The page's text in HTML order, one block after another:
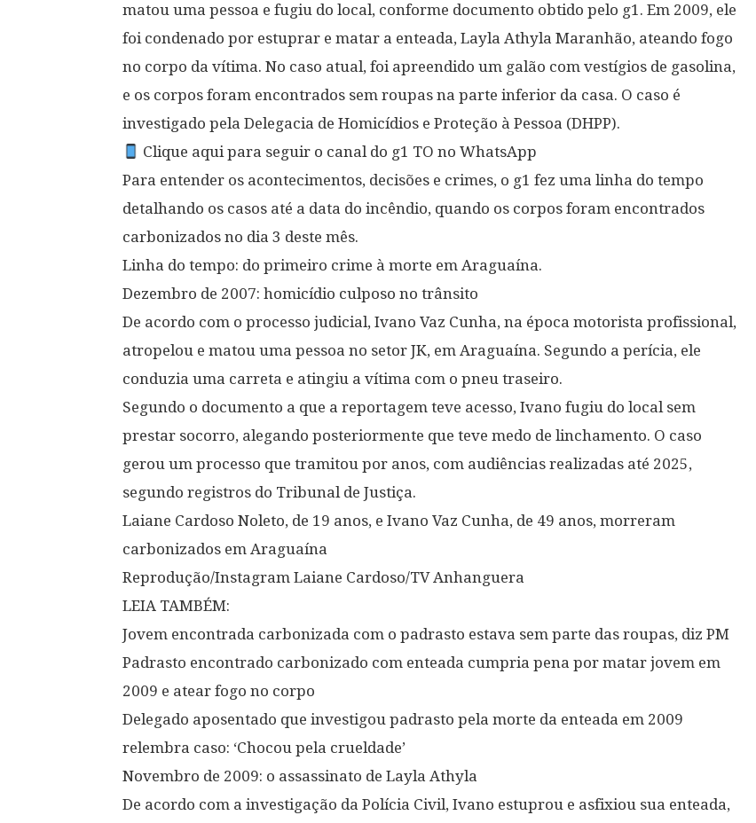
matou uma pessoa e fugiu do local, conforme documento obtido pelo g1. Em 2009, ele
foi condenado por estuprar e matar a enteada, Layla Athyla Maranhão, ateando fogo
no corpo da vítima. No caso atual, foi apreendido um galão com vestígios de gasolina,
e os corpos foram encontrados sem roupas na parte inferior da casa. O caso é
investigado pela Delegacia de Homicídios e Proteção à Pessoa (DHPP).
Clique aqui para seguir o canal do g1 TO no WhatsApp
Para entender os acontecimentos, decisões e crimes, o g1 fez uma linha do tempo
detalhando os casos até a data do incêndio, quando os corpos foram encontrados
carbonizados no dia 3 deste mês.
Linha do tempo: do primeiro crime à morte em Araguaína.
Dezembro de 2007: homicídio culposo no trânsito
De acordo com o processo judicial, Ivano Vaz Cunha, na época motorista profissional,
atropelou e matou uma pessoa no setor JK, em Araguaína. Segundo a perícia, ele
conduzia uma carreta e atingiu a vítima com o pneu traseiro.
Segundo o documento a que a reportagem teve acesso, Ivano fugiu do local sem
prestar socorro, alegando posteriormente que teve medo de linchamento. O caso
gerou um processo que tramitou por anos, com audiências realizadas até 2025,
segundo registros do Tribunal de Justiça.
Laiane Cardoso Noleto, de 19 anos, e Ivano Vaz Cunha, de 49 anos, morreram
carbonizados em Araguaína
Reprodução/Instagram Laiane Cardoso/TV Anhanguera
LEIA TAMBÉM:
Jovem encontrada carbonizada com o padrasto estava sem parte das roupas, diz PM
Padrasto encontrado carbonizado com enteada cumpria pena por matar jovem em
2009 e atear fogo no corpo
Delegado aposentado que investigou padrasto pela morte da enteada em 2009
relembra caso: ‘Chocou pela crueldade’
Novembro de 2009: o assassinato de Layla Athyla
De acordo com a investigação da Polícia Civil, Ivano estuprou e asfixiou sua enteada,